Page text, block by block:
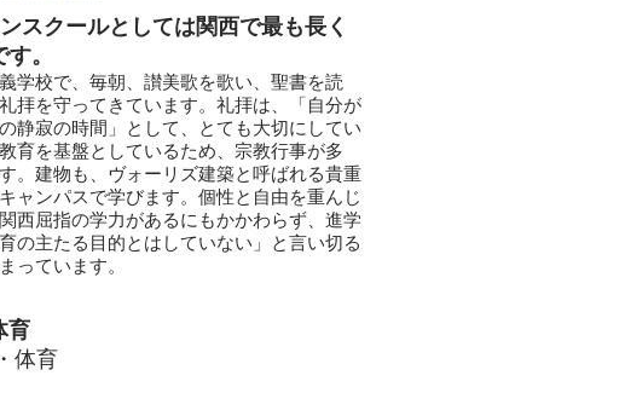
スクールとしては関西で最も長く
。
学校で、毎朝、讃美歌を歌い、聖書を読
拝を守ってきています。礼拝は、「自分が
静寂の時間」として、とても大切にしてい
育を基盤としているため、宗教行事が多
。建物も、ヴォーリズ建築と呼ばれる貴重
ャンパスで学びます。個性と自由を重んじ
西屈指の学力があるにもかかわらず、進学
の主たる目的とはしていない」と言い切る
っています。
育
体育